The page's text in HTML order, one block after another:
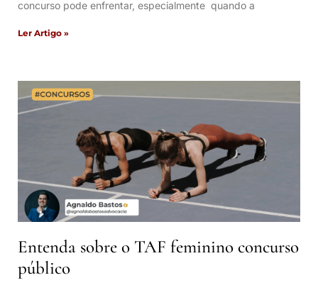
concurso pode enfrentar, especialmente quando a
Ler Artigo »
Entenda sobre o TAF feminino concurso
público